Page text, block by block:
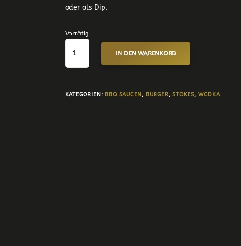
oder als Dip.
Vorrätig
MARY
KETCHUP
IN DEN WARENKORB
KATEGORIEN: BBQ SAUCEN , BURGER,STOKES,WODKA